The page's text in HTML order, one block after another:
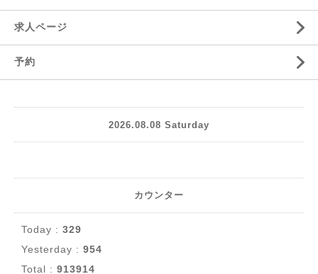
求人ページ
予約
2026.08.08 Saturday
カウンター
Today : 329
Yesterday : 954
Total : 913914